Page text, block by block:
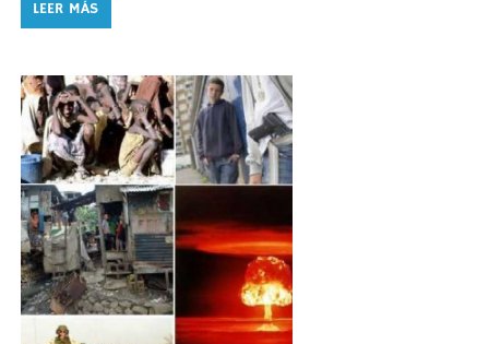
LEER MÁS